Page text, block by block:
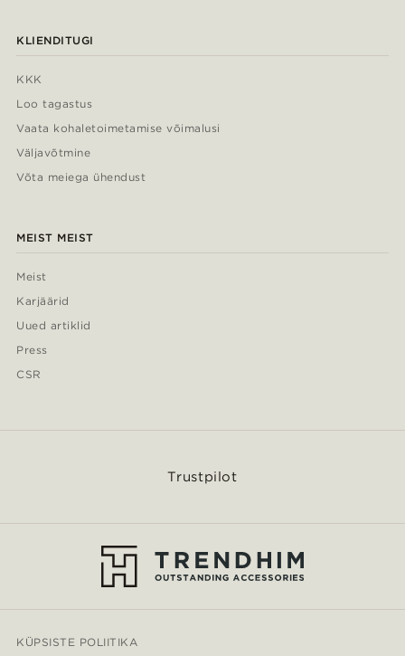
KLIENDITUGI
KKK
Loo tagastus
Vaata kohaletoimetamise võimalusi
Väljavõtmine
Võta meiega ühendust
MEIST MEIST
Meist
Karjäärid
Uued artiklid
Press
CSR
Trustpilot
KÜPSISTE POLIITIKA